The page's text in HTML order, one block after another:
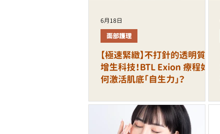
【極速緊緻】不打針的透明質酸
增生科技！BTL Exion 療程如
何激活肌底「自生力」？
面部護理
6月18日